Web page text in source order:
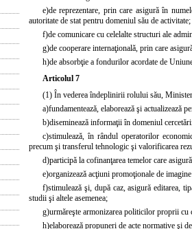
e)de reprezentare, prin care asigură în
autoritate de stat pentru domeniul său de activitate;
f)de comunicare cu celelalte structuri ale
g)de cooperare internaţională, prin care
h)de absorbţie a fondurilor acordate de
Articolul 7
(1) În vederea îndeplinirii rolului său,
a)fundamentează, elaborează şi actualizează
b)diseminează informaţii în domeniul
c)stimulează, în rândul operatorilor
precum şi transferul tehnologic şi valorificarea
d)participă la cofinanţarea temelor care
e)organizează acţiuni promoţionale de
f)stimulează şi, după caz, asigură editarea,
studii şi altele asemenea;
g)urmăreşte armonizarea politicilor proprii
h)elaborează propuneri de acte normative şi